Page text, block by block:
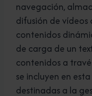
navegación,
difusión de
contenidos
de carga de un
contenidos a
se incluyen en
destinadas a la